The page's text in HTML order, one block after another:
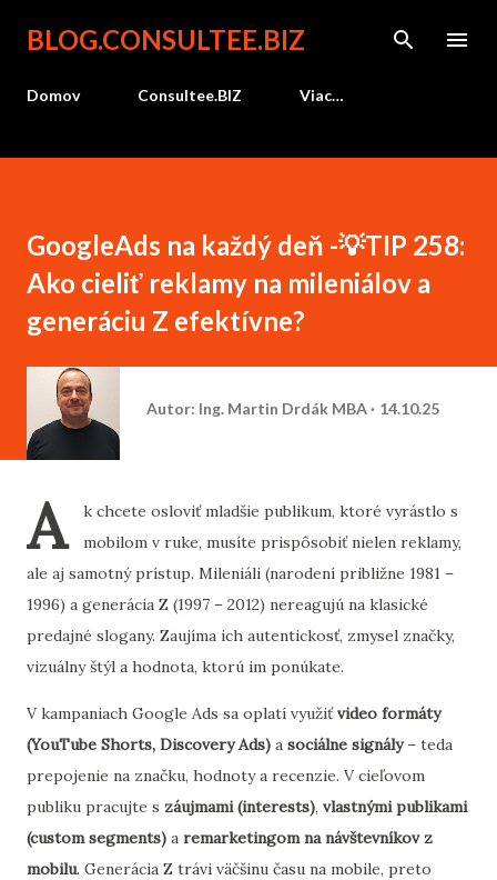
Preskočiť na hlavný obsah
BLOG.CONSULTEE.BIZ
Domov Consultee.BIZ Viac…
GoogleAds na každý deň -💡TIP 258:
Ako cieliť reklamy na mileniálov a
generáciu Z efektívne?
Autor: Ing. Martin Drdák MBA 14.10.25
A
k chcete osloviť mladšie publikum, ktoré vyrástlo s
mobilom v ruke, musíte prispôsobiť nielen reklamy,
ale aj samotný prístup. Mileniáli (narodení približne 1981 –
1996) a generácia Z (1997 – 2012) nereagujú na klasické
predajné slogany. Zaujíma ich autentickosť, zmysel značky,
vizuálny štýl a hodnota, ktorú im ponúkate.
V kampaniach Google Ads sa oplatí využiťvideo formáty
(YouTube Shorts, Discovery Ads) a sociálne signály– teda
prepojenie na značku, hodnoty a recenzie. V cieľovom
publiku pracujte s záujmami (interests), vlastnými publikami
(custom segments) a remarketingom na návštevníkov z
mobilu. Generácia Z trávi väčšinu času na mobile, preto